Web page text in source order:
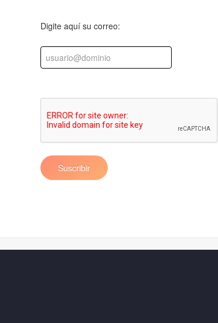
Digite aquí su correo:
Suscribir